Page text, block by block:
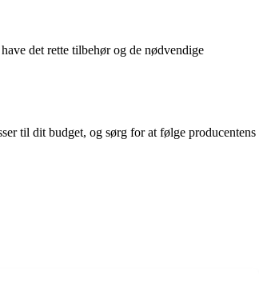
det rette tilbehør og de nødvendige
til dit budget, og sørg for at følge producentens